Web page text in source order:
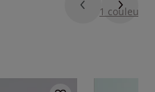
1 couleur